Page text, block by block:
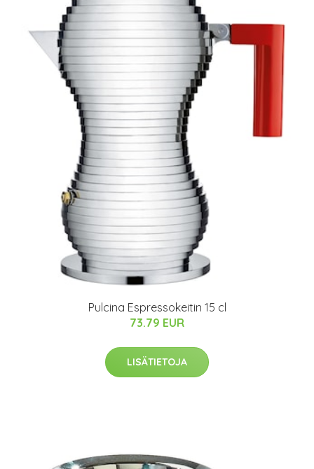
Pulcina Espressokeitin 15 cl
73.79 EUR
LISÄTIETOJA